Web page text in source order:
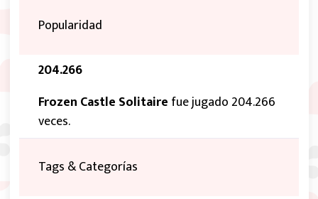
Popularidad
204.266
Frozen Castle Solitaire fue jugado 204.266
veces.
Tags & Categorías